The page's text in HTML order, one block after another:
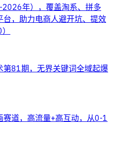
年），覆盖淘系、拼多
台，助力电商人避开坑、提效
第81期，无界关键词全域起爆
赛道，高流量+高互动，从0-1